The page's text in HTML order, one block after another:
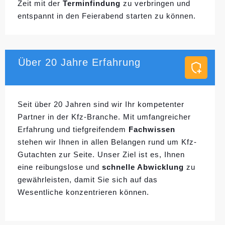
Zeit mit der Terminfindung zu verbringen und
entspannt in den Feierabend starten zu können.
Über 20 Jahre Erfahrung
Seit über 20 Jahren sind wir Ihr kompetenter
Partner in der Kfz-Branche. Mit umfangreicher
Erfahrung und tiefgreifendem Fachwissen
stehen wir Ihnen in allen Belangen rund um Kfz-
Gutachten zur Seite. Unser Ziel ist es, Ihnen
eine reibungslose und schnelle Abwicklung zu
gewährleisten, damit Sie sich auf das
Wesentliche konzentrieren können.